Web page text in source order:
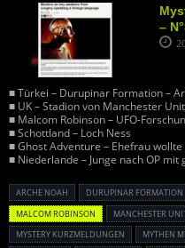
–
■ Türkei – Durupinar Formation –
■ UK – Stadion von Manchester
■ Malcom Robinson – UFO-
■ Schottland – Loch Ness
■ Ghost Adventure – Ehefrau
■ Niederlande – Junge nach OP
ARCHE NOAH DURUPINAR FORMATION
MALCOM ROBINSON
MANCHESTER
MYSTERY KURZMELDUNGEN
MYTHEN